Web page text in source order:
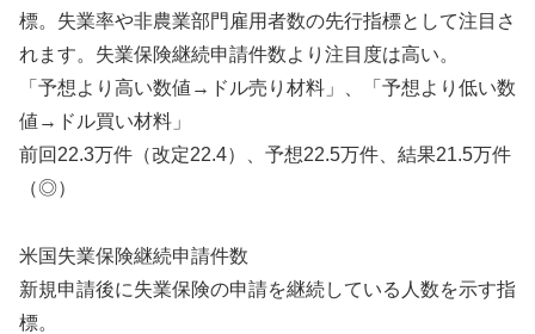
標。失業率や非農業部門雇用者数の先行指標として注目さ
れます。失業保険継続申請件数より注目度は高い。
「予想より高い数値→ドル売り材料」、「予想より低い数
値→ドル買い材料」
前回22.3万件（改定22.4）、予想22.5万件、結果21.5万件
（◎）
米国失業保険継続申請件数
新規申請後に失業保険の申請を継続している人数を示す指
標。